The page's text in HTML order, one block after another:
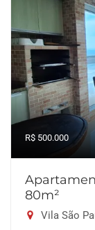
R$ 500.000
80m²
Vila São